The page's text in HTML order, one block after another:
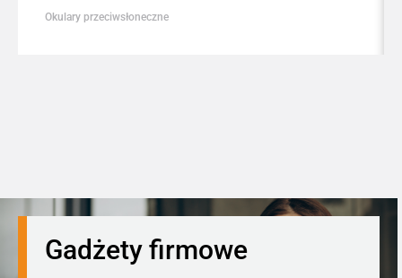
Okulary przeciwsłoneczne
Gadżety firmowe